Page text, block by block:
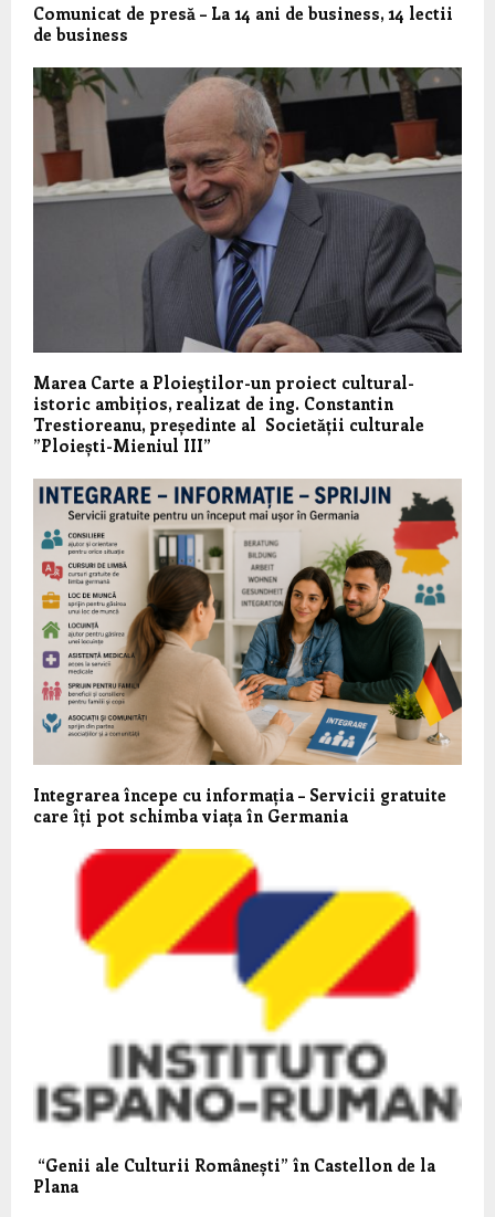
Comunicat de presă – La 14 ani de business, 14 lectii
de business
Marea Carte a Ploieştilor-un proiect cultural-
istoric ambițios, realizat de ing. Constantin
Trestioreanu, președinte al Societății culturale
”Ploiești-Mieniul III”
Integrarea începe cu informația – Servicii gratuite
care îți pot schimba viața în Germania
“Genii ale Culturii Românești” în Castellon de la
Plana